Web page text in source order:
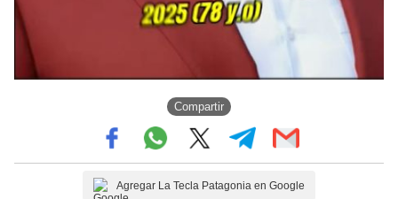
Compartir
Agregar La Tecla Patagonia en Google